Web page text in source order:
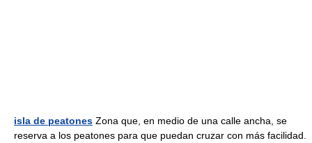
isla de peatones Zona que, en medio de una calle ancha, se
reserva a los peatones para que puedan cruzar con más facilidad.